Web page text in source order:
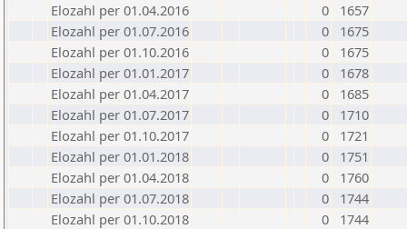
Elozahl per 01.04.2016
0
1657
Elozahl per 01.07.2016
0
1675
Elozahl per 01.10.2016
0
1675
Elozahl per 01.01.2017
0
1678
Elozahl per 01.04.2017
0
1685
Elozahl per 01.07.2017
0
1710
Elozahl per 01.10.2017
0
1721
Elozahl per 01.01.2018
0
1751
Elozahl per 01.04.2018
0
1760
Elozahl per 01.07.2018
0
1744
Elozahl per 01.10.2018
0
1744